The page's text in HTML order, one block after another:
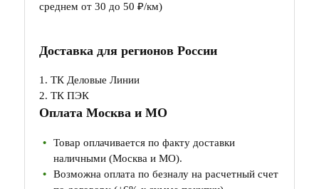
среднем от 30 до 50 ₽/км)
Доставка для регионов России
1. ТК Деловые Линии
2. ТК ПЭК
Оплата Москва и МО
Товар оплачивается по факту доставки
наличными (Москва и МО).
Возможна оплата по безналу на расчетный счет